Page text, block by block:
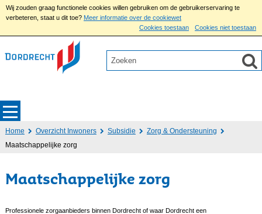
Wij zouden graag functionele cookies willen gebruiken om de gebruikerservaring te
verbeteren, staat u dit toe? Meer informatie over de cookiewet
Cookies toestaan
Cookies niet toestaan
Home Overzicht Inwoners Subsidie
Zorg & Ondersteuning
Maatschappelijke zorg
Maatschappelijke zorg
Professionele zorgaanbieders binnen Dordrecht of waar Dordrecht een